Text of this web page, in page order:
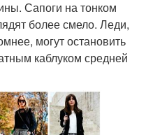
Сапоги на тонком
более смело. Леди,
могут остановить
каблуком средней